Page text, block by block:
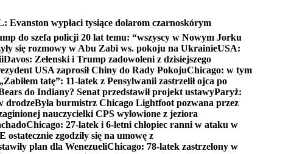
Evanston wypłaci tysiące dolarom czarnoskórym
do szefa policji 20 lat temu: “wszyscy w Nowym Jorku
się rozmowy w Abu Zabi ws. pokoju na UkrainieUSA:
Davos: Zełenski i Trump zadowoleni z dzisiejszego
USA zaprosił Chiny do Rady PokojuChicago: w tym
„Zabiłem tatę”: 11-latek z Pensylwanii zastrzelił ojca po
do Indiany? Senat przedstawił projekt ustawyParyż:
drodzeByła burmistrz Chicago Lightfoot pozwana przez
nauczycielki CPS wyłowione z jeziora
Chicago: 27-latek i 6-letni chłopiec ranni w ataku w
ostatecznie zgodziły się na umowę z
plan dla WenezueliChicago: 78-latek zastrzelony w